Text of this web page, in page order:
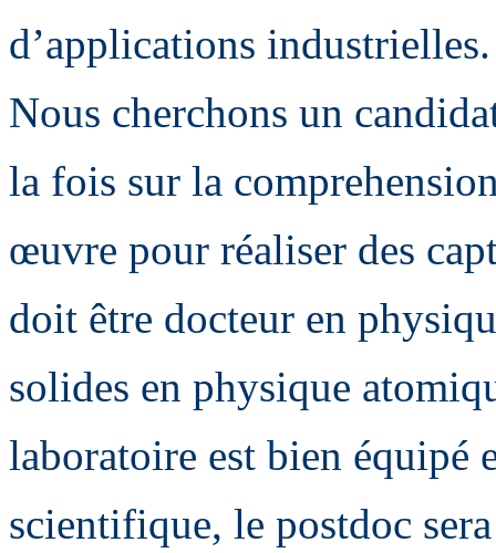
d’applications industrielles.
Nous cherchons un
la fois sur la
œuvre pour réaliser des
doit être docteur en
solides en physique
laboratoire est bien équipé
scientifique, le postdoc